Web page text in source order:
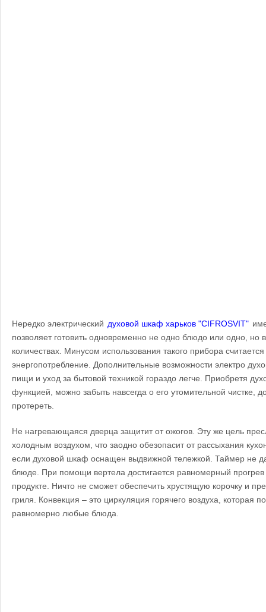
Нередко электрический духовой шкаф харьков "CIFROSVIT"
позволяет готовить одновременно не одно блюдо или одно, но
количествах. Минусом использования такого прибора
энергопотребление. Дополнительные возможности электро
пищи и уход за бытовой техникой гораздо легче. Приобретя
функцией, можно забыть навсегда о его утомительной чистке,
протереть.
Не нагревающаяся дверца защитит от ожогов. Эту же цель
холодным воздухом, что заодно обезопасит от рассыхания
если духовой шкаф оснащен выдвижной тележкой. Таймер не
блюде. При помощи вертела достигается равномерный
продукте. Ничто не сможет обеспечить хрустящую корочку и
гриля. Конвекция – это циркуляция горячего воздуха, которая
равномерно любые блюда.